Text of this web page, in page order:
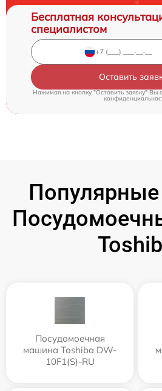
Бесплатная
специалистом
Оставить
Нажимая на кнопку "Оставить заявку" Вы
Посудомоечная
машина Toshiba DW-
10F1(S)-RU